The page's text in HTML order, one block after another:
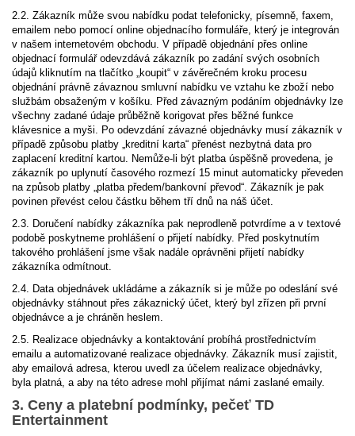
2.2. Zákazník může svou nabídku podat telefonicky, písemně, faxem,
emailem nebo pomocí online objednacího formuláře, který je integrován
v našem internetovém obchodu. V případě objednání přes online
objednací formulář odevzdává zákazník po zadání svých osobních
údajů kliknutím na tlačítko „koupit“ v závěrečném kroku procesu
objednání právně závaznou smluvní nabídku ve vztahu ke zboží nebo
službám obsaženým v košíku. Před závazným podáním objednávky lze
všechny zadané údaje průběžně korigovat přes běžné funkce
klávesnice a myši. Po odevzdání závazné objednávky musí zákazník v
případě způsobu platby „kreditní karta“ přenést nezbytná data pro
zaplacení kreditní kartou. Nemůže-li být platba úspěšně provedena, je
zákazník po uplynutí časového rozmezí 15 minut automaticky převeden
na způsob platby „platba předem/bankovní převod“. Zákazník je pak
povinen převést celou částku během tří dnů na ná​š účet.
2.3. Doručení nabídky zákazníka pak neprodleně potvrdíme a v textové
podobě poskytneme prohlášení o přijetí nabídky. Před poskytnutím
takového prohlášení jsme však nadále oprávněni přijetí nabídky
zákazníka odmítnout.
2.4. Data objednávek ukládáme a zákazník si je může po odeslání své
objednávky stáhnout přes zákaznický účet, který byl zřízen při první
objednávce a je chráněn heslem.
2.5. Realizace objednávky a kontaktování probíhá prostřednictvím
emailu a automatizované realizace objednávky. Zákazník musí zajistit,
aby emailová adresa, kterou uvedl za účelem realizace objednávky,
byla platná, a aby na této adrese mohl přijímat námi zaslané emaily.
3. Ceny a platební podmínky, pečeť TD
Entertainment